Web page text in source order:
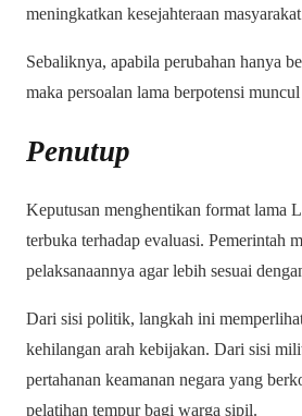
meningkatkan kesejahteraan
Sebaliknya, apabila perubahan hanya
maka persoalan lama berpotensi
Penutup
Keputusan menghentikan format lama
terbuka terhadap evaluasi. Pemerintah
pelaksanaannya agar lebih sesuai
Dari sisi politik, langkah ini
kehilangan arah kebijakan. Dari sisi
pertahanan keamanan negara yang
pelatihan tempur bagi warga sipil.